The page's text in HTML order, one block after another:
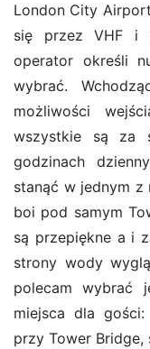
London City
się przez VHF i
operator określi
wybrać.
możliwości
wszystkie są za
godzinach
stanąć w jednym z
boi pod samym
są przepiękne a i
strony wody
polecam wybrać
miejsca dla gości:
przy Tower Bridge,